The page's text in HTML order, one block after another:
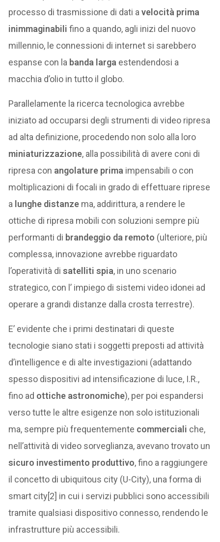
processo di trasmissione di dati avelocità prima
inimmaginabili fino a quando, agli inizi del nuovo
millennio, le connessioni di internet si sarebbero
espanse con la banda larga estendendosi a
macchia d’olio in tutto il globo.
Parallelamente la ricerca tecnologica avrebbe
iniziato ad occuparsi degli strumenti di video ripresa
ad alta definizione, procedendo non solo alla loro
miniaturizzazione, alla possibilità di avere coni di
ripresa con angolature prima impensabili o con
moltiplicazioni di focali in grado di effettuare riprese
a lunghe distanze ma, addirittura, a rendere le
ottiche di ripresa mobili con soluzioni sempre più
performanti di brandeggio da remoto (ulteriore, più
complessa, innovazione avrebbe riguardato
l’operatività disatelliti spia, in uno scenario
strategico, con l’ impiego di sistemi video idonei ad
operare a grandi distanze dalla crosta terrestre).
E’ evidente che i primi destinatari di queste
tecnologie siano stati i soggetti preposti ad attività
d’intelligence e di alte investigazioni (adattando
spesso dispositivi ad intensificazione di luce, I.R.,
fino ad ottiche astronomiche), per poi espandersi
verso tutte le altre esigenze non solo istituzionali
ma, sempre più frequentemente commerciali che,
nell’attività di video sorveglianza, avevano trovato un
sicuro investimento produttivo, fino a raggiungere
il concetto di ubiquitous city (U-City), una forma di
smart city[2] in cui i servizi pubblici sono accessibili
tramite qualsiasi dispositivo connesso, rendendo le
infrastrutture più accessibili.